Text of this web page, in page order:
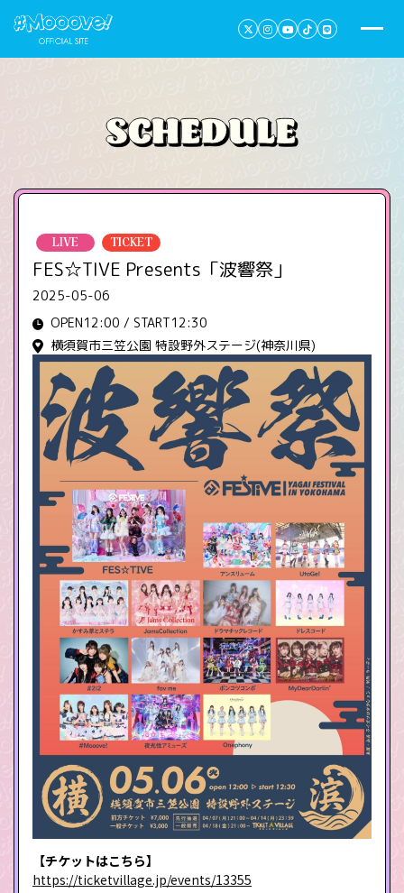
LIVE TICKET
FES☆TIVE Presents「波響祭」
2025-05-06
OPEN12:00 / START12:30
横須賀市三笠公園 特設野外ステージ(神奈川県)
【チケットはこちら】
https://ticketvillage.jp/events/13355